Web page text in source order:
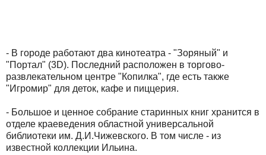
- В городе работают два кинотеатра - "Зоряный" и
"Портал" (3D). Последний расположен в торгово-
развлекательном центре "Копилка", где есть также
"Игромир" для деток, кафе и пиццерия.
- Большое и ценное собрание старинных книг хранится в
отделе краеведения областной универсальной
библиотеки им. Д.И.Чижевского. В том числе - из
известной коллекции Ильина.